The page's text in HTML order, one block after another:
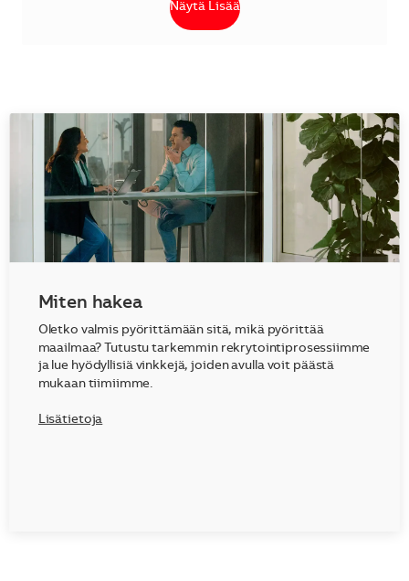
Näytä Lisää
Miten hakea
Oletko valmis pyörittämään sitä, mikä pyörittää
maailmaa? Tutustu tarkemmin rekrytointiprosessiimme
ja lue hyödyllisiä vinkkejä, joiden avulla voit päästä
mukaan tiimiimme.
Lisätietoja